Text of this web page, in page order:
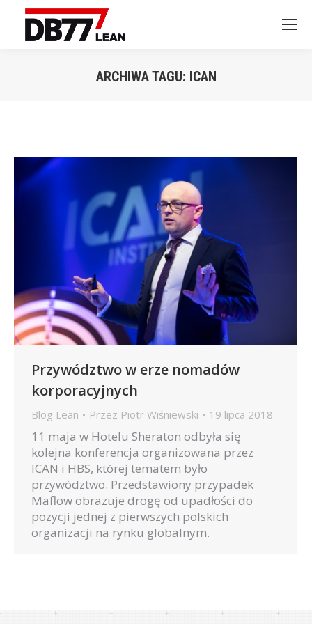
ARCHIWA TAGU: ICAN
Przywództwo w erze nomadów
korporacyjnych
Blog Lean Przez Piotr Wiśniewski 19 lipca 2018
11 maja w Hotelu Sheraton odbyła się
kolejna konferencja organizowana przez
ICAN i HBS, której tematem było
przywództwo. Przedstawiony przypadek
Maflow obrazuje drogę od upadłości do
pozycji jednej z pierwszych polskich
organizacji na rynku globalnym.